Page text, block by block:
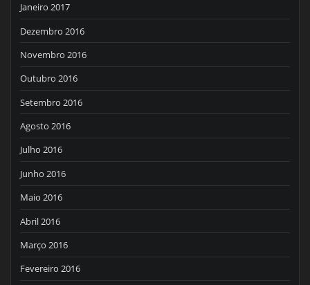
Janeiro 2017
Dezembro 2016
Novembro 2016
Outubro 2016
Setembro 2016
Agosto 2016
Julho 2016
Junho 2016
Maio 2016
Abril 2016
Março 2016
Fevereiro 2016